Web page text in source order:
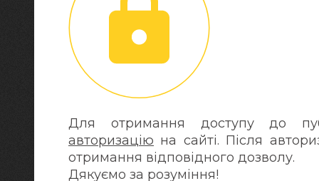
Для отримання доступу до
авторизацію на сайті. Після
отримання відповідного дозволу.
Дякуємо за розуміння!